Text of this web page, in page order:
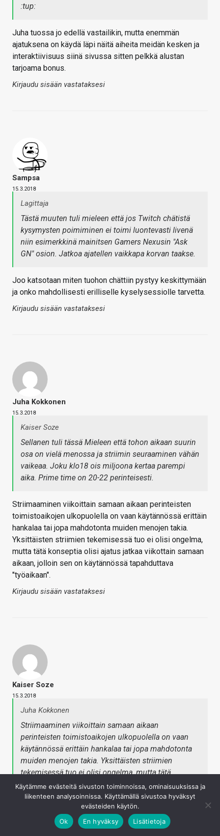
:tup:
Juha tuossa jo edellä vastailikin, mutta enemmän
ajatuksena on käydä läpi näitä aiheita meidän kesken ja
interaktiivisuus siinä sivussa sitten pelkkä alustan
tarjoama bonus.
Kirjaudu sisään vastataksesi
Sampsa
15.3.2018
Lagittaja
Tästä muuten tuli mieleen että jos Twitch chätistä
kysymysten poimiminen ei toimi luontevasti livenä
niin esimerkkinä mainitsen Gamers Nexusin "Ask
GN" osion. Jatkoa ajatellen vaikkapa korvan taakse.
Joo katsotaan miten tuohon chättiin pystyy keskittymään
ja onko mahdollisesti erilliselle kyselysessiolle tarvetta.
Kirjaudu sisään vastataksesi
Juha Kokkonen
15.3.2018
Kaiser Soze
Sellanen tuli tässä Mieleen että tohon aikaan suurin
osa on vielä menossa ja striimin seuraaminen vähän
vaikeaa. Joku klo18 ois miljoona kertaa parempi
aika. Prime time on 20-22 perinteisesti.
Striimaaminen viikoittain samaan aikaan perinteisten
toimistoaikojen ulkopuolella on vaan käytännössä erittäin
hankalaa tai jopa mahdotonta muiden menojen takia.
Yksittäisten striimien tekemisessä tuo ei olisi ongelma,
mutta tätä konseptia olisi ajatus jatkaa viikottain samaan
aikaan, jolloin sen on käytännössä tapahduttava
"työaikaan".
Kirjaudu sisään vastataksesi
Kaiser Soze
15.3.2018
Juha Kokkonen
Striimaaminen viikoittain samaan aikaan
perinteisten toimistoaikojen ulkopuolella on vaan
käytännössä erittäin hankalaa tai jopa mahdotonta
muiden menojen takia. Yksittäisten striimien
tekemisessä tuo ei olisi ongelma, mutta tätä
konseptia olisi ajatus jatkaa viikottain samaan
aikaan, jolloin sen on käytännössä tapahduttava
Käytämme evästeitä sivuston toiminnoissa, ominaisuuksissa ja
liikenteen analysoinnissa. Käyttämällä sivustoa hyväksyt
evästeiden käytön.
Ok
En hyväksy Lisätietoja